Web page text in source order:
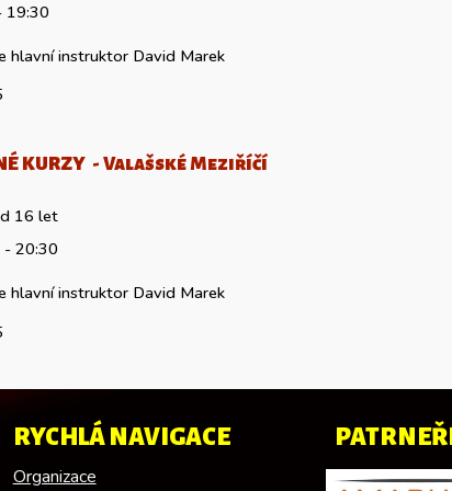
19:30
hlavní instruktor David Marek
KURZY - Valašské Meziříčí
od 16 let
20:30
hlavní instruktor David Marek
RYCHLÁ NAVIGACE
Organizace